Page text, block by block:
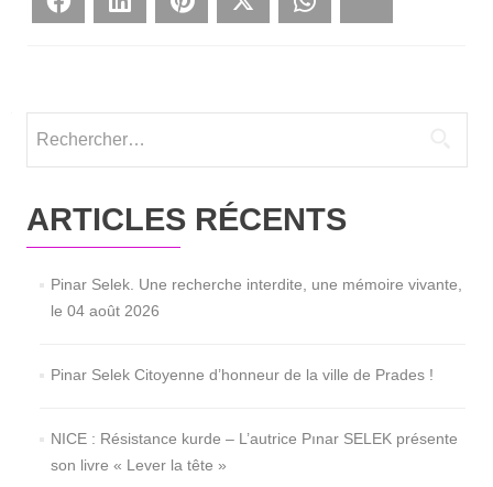
ARTICLES RÉCENTS
Pinar Selek. Une recherche interdite, une mémoire vivante,
le 04 août 2026
Pinar Selek Citoyenne d’honneur de la ville de Prades !
NICE : Résistance kurde – L’autrice Pınar SELEK présente
son livre « Lever la tête »